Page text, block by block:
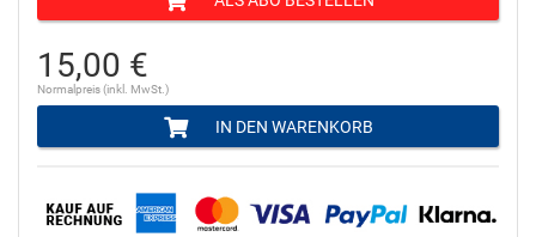
15,00 €
Normalpreis (inkl. MwSt.)
IN DEN WARENKORB